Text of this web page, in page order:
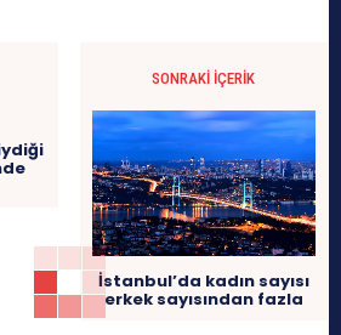
SONRAKI İÇERIK
İstanbul’da kadın sayısı
erkek sayısından fazla